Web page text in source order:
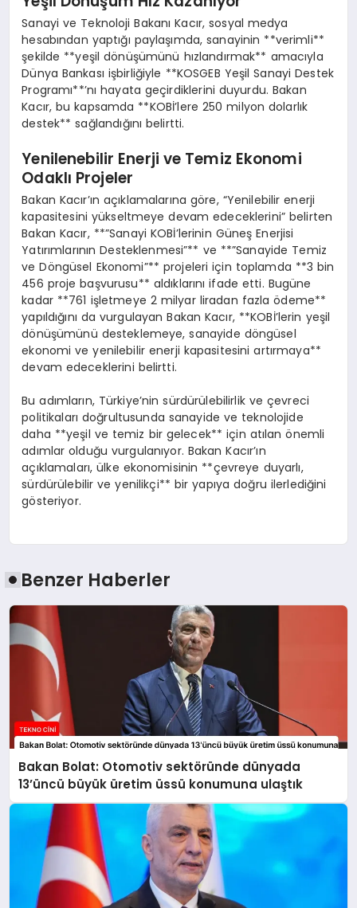
Sanayi ve Teknoloji Bakanı Kacır, sosyal medya
hesabından yaptığı paylaşımda, sanayinin **verimli**
şekilde **yeşil dönüşümünü hızlandırmak** amacıyla
Dünya Bankası işbirliğiyle **KOSGEB Yeşil Sanayi Destek
Programı**’nı hayata geçirdiklerini duyurdu. Bakan
Kacır, bu kapsamda **KOBİ’lere 250 milyon dolarlık
destek** sağlandığını belirtti.
Yenilenebilir Enerji ve Temiz Ekonomi
Odaklı Projeler
Bakan Kacır’ın açıklamalarına göre, “Yenilebilir enerji
kapasitesini yükseltmeye devam edeceklerini” belirten
Bakan Kacır, **”Sanayi KOBİ’lerinin Güneş Enerjisi
Yatırımlarının Desteklenmesi”** ve **”Sanayide Temiz
ve Döngüsel Ekonomi”** projeleri için toplamda **3 bin
456 proje başvurusu** aldıklarını ifade etti. Bugüne
kadar **761 işletmeye 2 milyar liradan fazla ödeme**
yapıldığını da vurgulayan Bakan Kacır, **KOBİ’lerin yeşil
dönüşümünü desteklemeye, sanayide döngüsel
ekonomi ve yenilebilir enerji kapasitesini artırmaya**
devam edeceklerini belirtti.
Bu adımların, Türkiye’nin sürdürülebilirlik ve çevreci
politikaları doğrultusunda sanayide ve teknolojide
daha **yeşil ve temiz bir gelecek** için atılan önemli
adımlar olduğu vurgulanıyor. Bakan Kacır’ın
açıklamaları, ülke ekonomisinin **çevreye duyarlı,
sürdürülebilir ve yenilikçi** bir yapıya doğru ilerlediğini
gösteriyor.
Benzer Haberler
Bakan Bolat: Otomotiv sektöründe dünyada
13’üncü büyük üretim üssü konumuna ulaştık